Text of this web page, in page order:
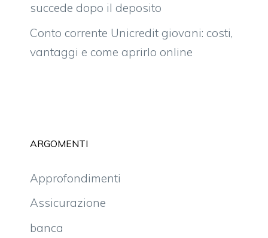
succede dopo il deposito
Conto corrente Unicredit giovani: costi,
vantaggi e come aprirlo online
ARGOMENTI
Approfondimenti
Assicurazione
banca